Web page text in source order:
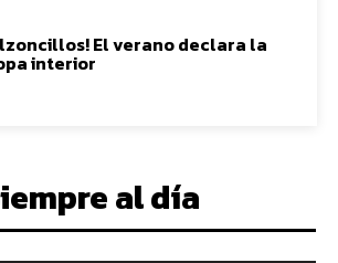
El verano declara la
interior
al día